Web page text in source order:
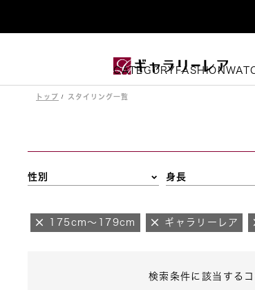
CATEGORY FASHION
トップ スタイリング一覧
性別 身長
175cm～179cm ギャラリーレア
検索条件に該当する